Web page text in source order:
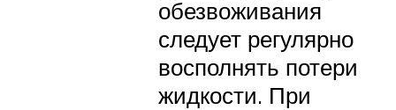
обезвоживания
следует регулярно
восполнять потери
жидкости. При